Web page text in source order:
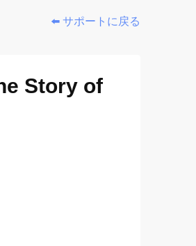
⬅️ サポートに戻る
Story of